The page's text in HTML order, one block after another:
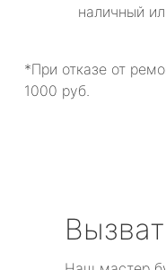
наличный
*При отказе от
1000 руб.